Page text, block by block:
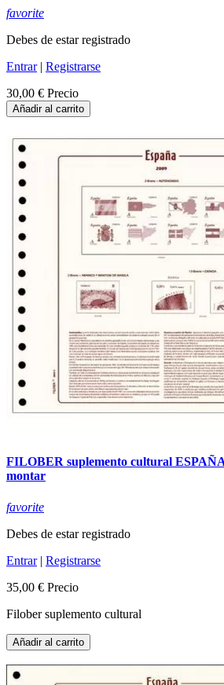
favorite
Debes de estar registrado
Entrar| Registrarse
30,00 € Precio
Añadir al carrito
FILOBER suplemento cultural ESPAÑA
montar
favorite
Debes de estar registrado
Entrar| Registrarse
35,00 € Precio
Filober suplemento cultural
Añadir al carrito